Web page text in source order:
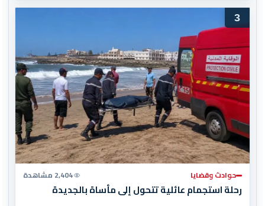
3
حوادث وقضايا 2,404 مشاهدة
رحلة استجمام عائلية تتحول إلى مأساة بالجديدة